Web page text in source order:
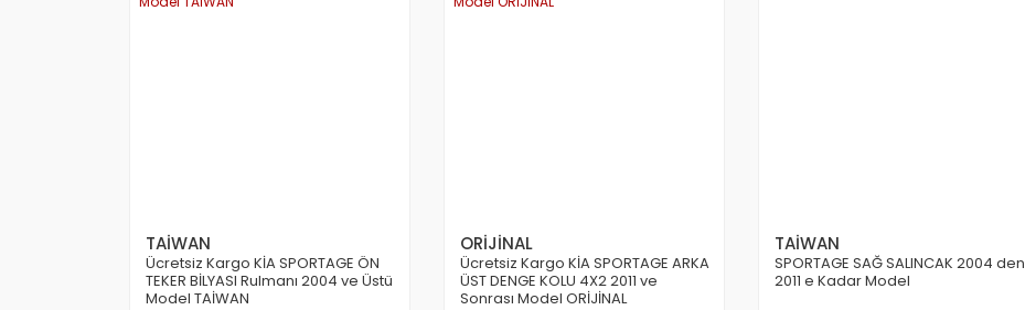
TAİWAN
Ücretsiz Kargo KİA SPORTAGE ÖN
TEKER BİLYASI Rulmanı 2004 ve Üstü
Model TAİWAN
ORİJİNAL
Ücretsiz Kargo KİA SPORTAGE ARKA
ÜST DENGE KOLU 4X2 2011 ve
Sonrası Model ORİJİNAL
TAİWAN
SPORTAGE SAĞ SALINCAK 2004 den
2011 e Kadar Model